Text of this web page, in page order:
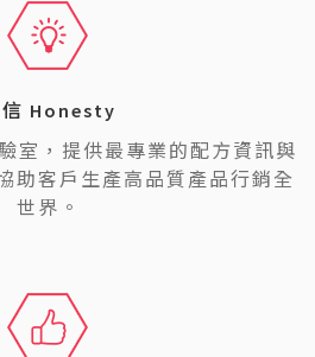
Honesty
室，提供最專業的配方資訊與
助客戶生產高品質產品行銷全
世界。